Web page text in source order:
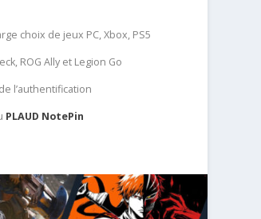
choix de jeux PC, Xbox, PS5
ROG Ally et Legion Go
l’authentification
PLAUD NotePin